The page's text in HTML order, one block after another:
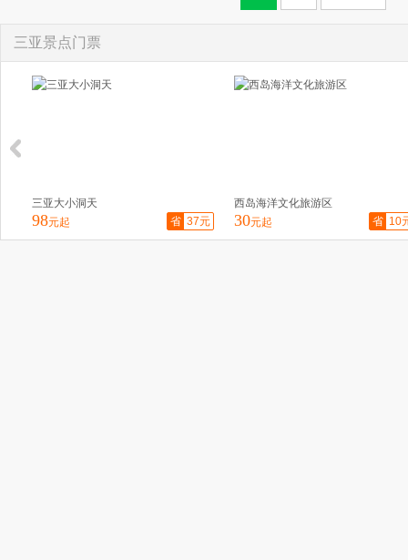
三亚景点门票
省 37元 省 10元
亚龙湾热带天堂森